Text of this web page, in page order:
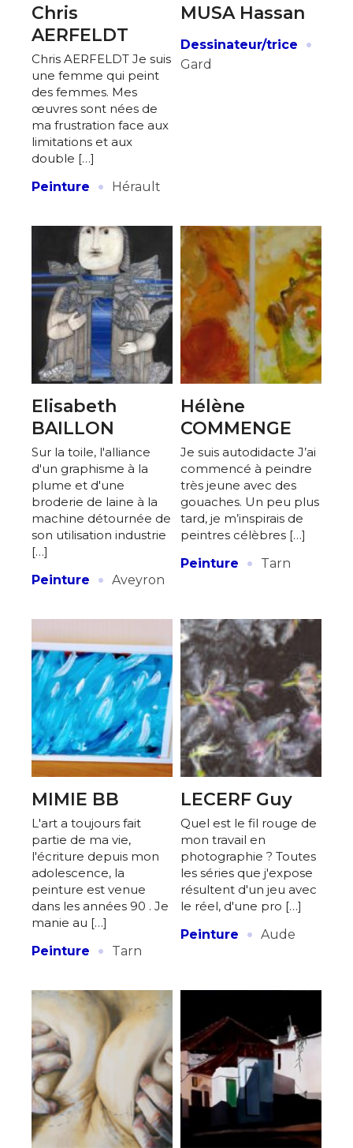
Chris
AERFELDT
Chris AERFELDT Je suis
une femme qui peint
des femmes. Mes
œuvres sont nées de
ma frustration face aux
limitations et aux
double […]
Peinture
· Hérault
MUSA Hassan
Dessinateur/trice ·
Gard
Elisabeth
BAILLON
Sur la toile, l'alliance
d'un graphisme à la
plume et d'une
broderie de laine à la
machine détournée de
son utilisation industrie
[…]
Peinture
· Aveyron
Hélène
COMMENGE
Je suis autodidacte J’ai
commencé à peindre
très jeune avec des
gouaches. Un peu plus
tard, je m’inspirais de
peintres célèbres […]
Peinture
· Tarn
MIMIE BB
L'art a toujours fait
partie de ma vie,
l'écriture depuis mon
adolescence, la
peinture est venue
dans les années 90 . Je
manie au […]
Peinture
· Tarn
LECERF Guy
Quel est le fil rouge de
mon travail en
photographie ? Toutes
les séries que j'expose
résultent d'un jeu avec
le réel, d'une pro […]
Peinture
· Aude